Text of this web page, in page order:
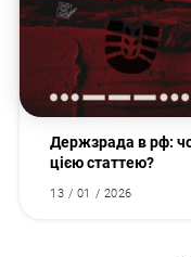
Держзрада в рф:
цією статтею?
13 / 01 / 2026